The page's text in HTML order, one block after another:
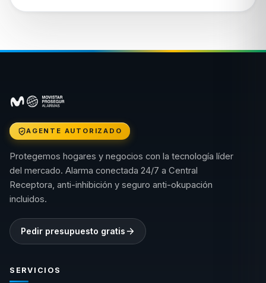
AGENTE AUTORIZADO
Protegemos hogares y negocios con la tecnología líder
del mercado. Alarma conectada 24/7 a Central
Receptora, anti-inhibición y seguro anti-okupación
incluidos.
Pedir presupuesto gratis
SERVICIOS